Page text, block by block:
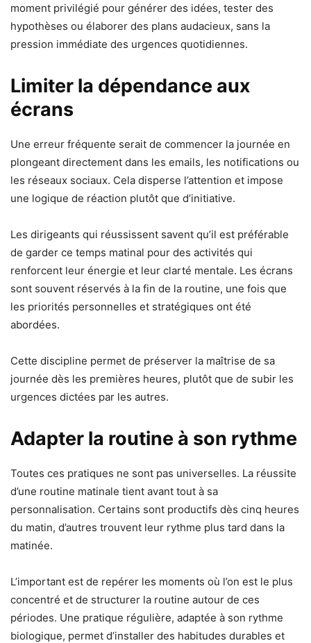
moment privilégié pour générer des idées, tester des
hypothèses ou élaborer des plans audacieux, sans la
pression immédiate des urgences quotidiennes.
Limiter la dépendance aux
écrans
Une erreur fréquente serait de commencer la journée en
plongeant directement dans les emails, les notifications ou
les réseaux sociaux. Cela disperse l’attention et impose
une logique de réaction plutôt que d’initiative.
Les dirigeants qui réussissent savent qu’il est préférable
de garder ce temps matinal pour des activités qui
renforcent leur énergie et leur clarté mentale. Les écrans
sont souvent réservés à la fin de la routine, une fois que
les priorités personnelles et stratégiques ont été
abordées.
Cette discipline permet de préserver la maîtrise de sa
journée dès les premières heures, plutôt que de subir les
urgences dictées par les autres.
Adapter la routine à son rythme
Toutes ces pratiques ne sont pas universelles. La réussite
d’une routine matinale tient avant tout à sa
personnalisation. Certains sont productifs dès cinq heures
du matin, d’autres trouvent leur rythme plus tard dans la
matinée.
L’important est de repérer les moments où l’on est le plus
concentré et de structurer la routine autour de ces
périodes. Une pratique régulière, adaptée à son rythme
biologique, permet d’installer des habitudes durables et